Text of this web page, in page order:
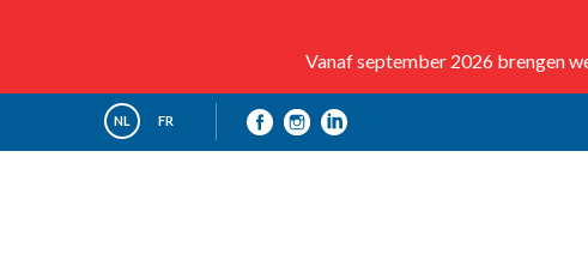
Vanaf september 2026 brengen
NL FR